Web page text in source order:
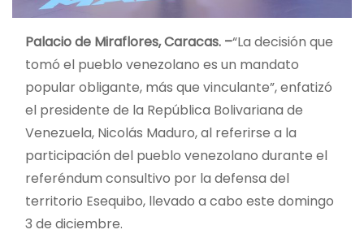
Palacio de Miraflores, Caracas. –“La decisión que
tomó el pueblo venezolano es un mandato
popular obligante, más que vinculante”, enfatizó
el presidente de la República Bolivariana de
Venezuela, Nicolás Maduro, al referirse a la
participación del pueblo venezolano durante el
referéndum consultivo por la defensa del
territorio Esequibo, llevado a cabo este domingo
3 de diciembre.